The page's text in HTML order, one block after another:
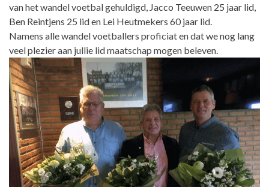
van het wandel voetbal gehuldigd, Jacco Teeuwen 25 jaar lid,
Ben Reintjens 25 lid en Lei Heutmekers 60 jaar lid.
Namens alle wandel voetballers proficiat en dat we nog lang
veel plezier aan jullie lid maatschap mogen beleven.